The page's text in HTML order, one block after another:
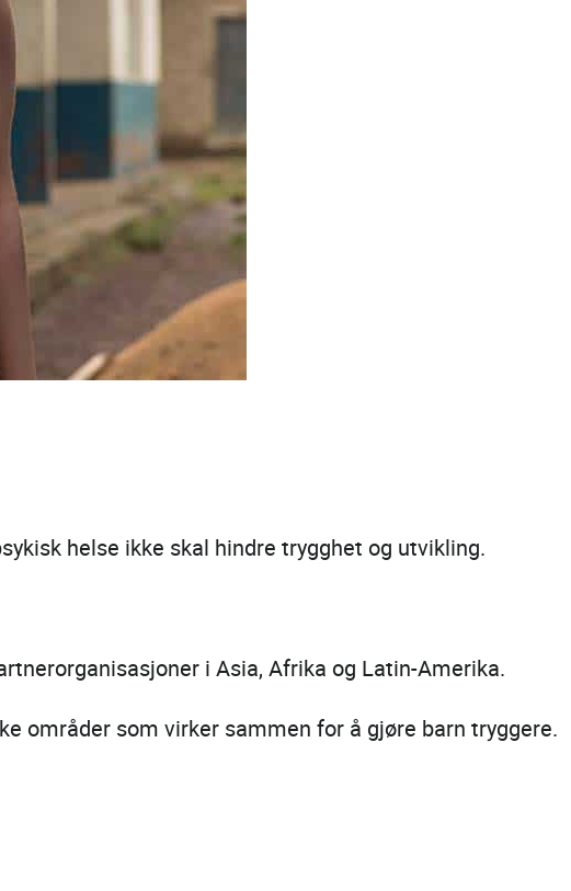
helse ikke skal hindre trygghet og utvikling.
i Asia, Afrika og Latin-Amerika.
områder som virker sammen for å gjøre barn tryggere.